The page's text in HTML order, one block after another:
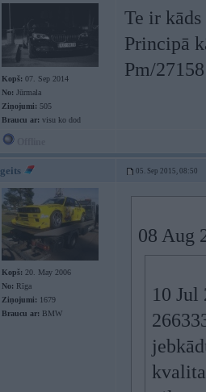
Kopš: 07. Sep 2014
No: Jūrmala
Ziņojumi: 505
Braucu ar: visu ko dod
Te ir
Principā
Pm/
geits 05. Sep 2015, 08:50
Kopš: 20. May 2006
No: Rīga
Ziņojumi: 1679
Braucu ar: BMW
08 Aug
10 Jul